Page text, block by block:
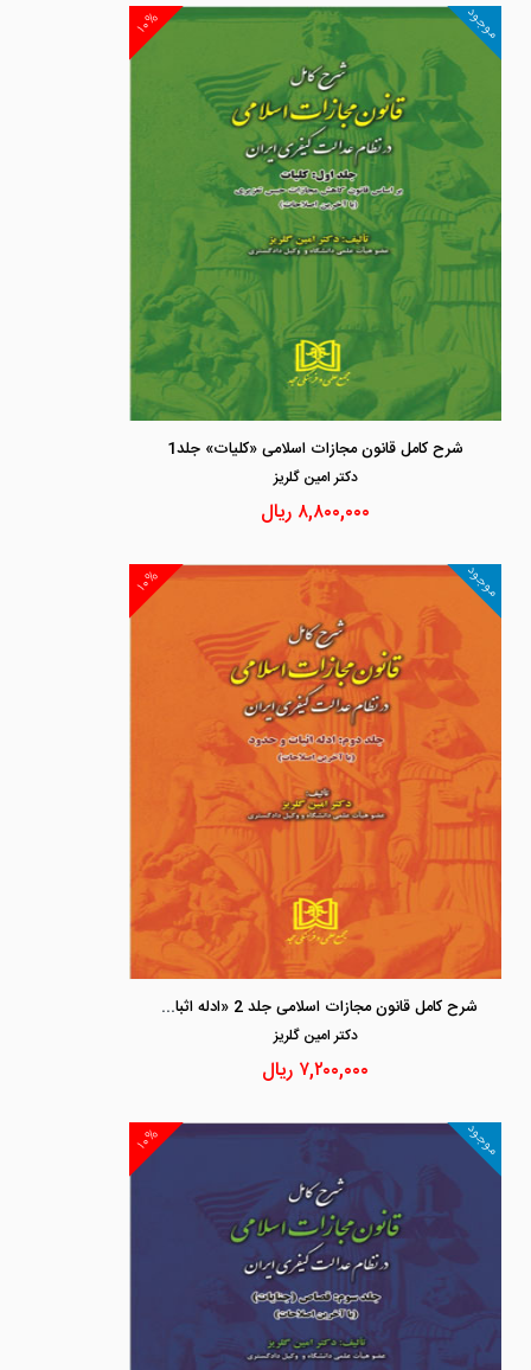
۱۰% موجود
شرح کامل قانون مجازات اسلامی «کلیات» جلد1
دكتر امين گلريز
۸,۸۰۰,۰۰۰ ریال
۱۰% موجود
شرح کامل قانون مجازات اسلامی جلد 2 «ادله اثبات و حدود»
دكتر امين گلريز
۷,۲۰۰,۰۰۰ ریال
۱۰% موجود